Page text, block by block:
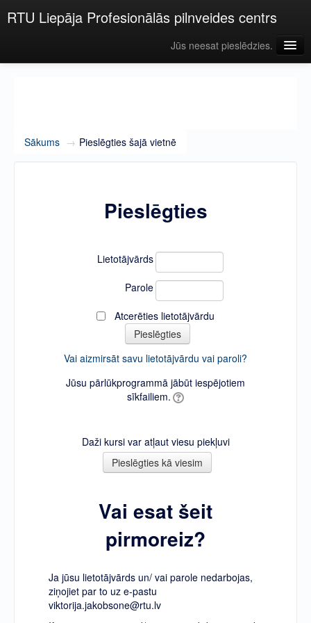
RTU Liepāja Profesionālās pilnveides centrs
Jūs neesat pieslēdzies.
Sākums → Pieslēgties šajā vietnē
Pieslēgties
Lietotājvārds
Parole
Atcerēties lietotājvārdu
Vai aizmirsāt savu lietotājvārdu vai paroli?
Jūsu pārlūkprogrammā jābūt iespējotiem
sīkfailiem.
Daži kursi var atļaut viesu piekļuvi
Vai esat šeit
pirmoreiz?
Ja jūsu lietotājvārds un/ vai parole nedarbojas,
ziņojiet par to uz e-pastu
viktorija.jakobsone@rtu.lv